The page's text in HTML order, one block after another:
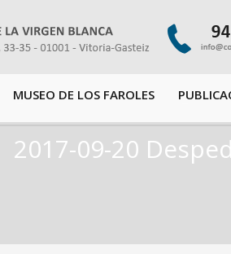
MUSEO DE LOS FAROLES
2017-09-20